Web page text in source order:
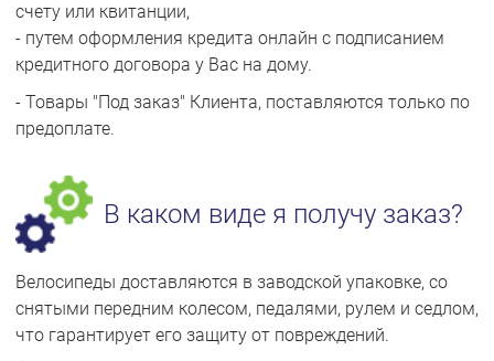
счету или квитанции,
- путем оформления кредита онлайн с подписанием
кредитного договора у Вас на дому.
- Товары "Под заказ" Клиента, поставляются только по
предоплате.
В каком виде я получу заказ?
Велосипеды доставляются в заводской упаковке, со
снятыми передним колесом, педалями, рулем и седлом,
что гарантирует его защиту от повреждений.